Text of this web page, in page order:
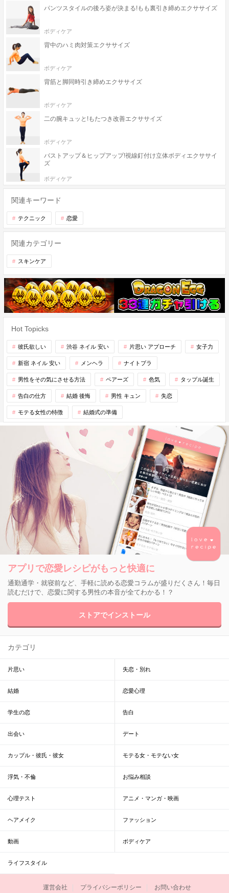
パンツスタイルの後ろ姿が決まる!もも裏引き締めエクササイズ
ボディケア
背中のハミ肉対策エクササイズ
ボディケア
背筋と脚同時引き締めエクササイズ
ボディケア
二の腕キュッと!もたつき改善エクササイズ
ボディケア
バストアップ＆ヒップアップ!視線釘付け立体ボディエクササイ
ズ
ボディケア
関連キーワード
テクニック 恋愛
関連カテゴリー
スキンケア
Hot Topicks
彼氏欲しい 渋谷 ネイル 安い 片思い アプローチ 女子力
新宿 ネイル 安い メンヘラ ナイトブラ
男性をその気にさせる方法 ペアーズ 色気 タップル誕生
告白の仕方 結婚 後悔 男性 キュン 失恋
モテる女性の特徴 結婚式の準備
アプリで恋愛レシピがもっと快適に
通勤通学・就寝前など、手軽に読める恋愛コラムが盛りだくさん！毎日
読むだけで、恋愛に関する男性の本音が全てわかる！？
ストアでインストール
カテゴリ
片思い 失恋・別れ
結婚 恋愛心理
学生の恋 告白
出会い デート
カップル・彼氏・彼女 モテる女・モテない女
浮気・不倫 お悩み相談
心理テスト アニメ・マンガ・映画
ヘアメイク ファッション
動画 ボディケア
ライフスタイル
運営会社 プライバシーポリシー お問い合わせ